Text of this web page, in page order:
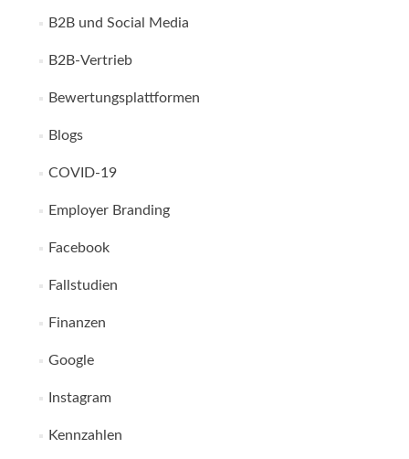
B2B und Social Media
B2B-Vertrieb
Bewertungsplattformen
Blogs
COVID-19
Employer Branding
Facebook
Fallstudien
Finanzen
Google
Instagram
Kennzahlen